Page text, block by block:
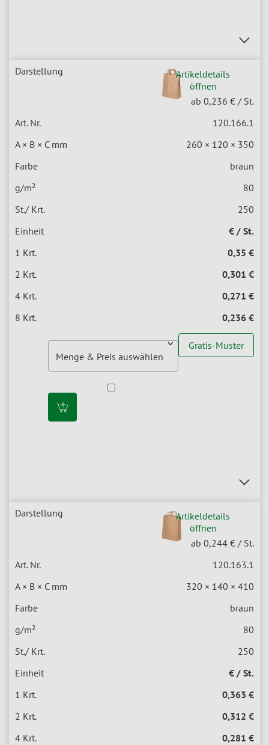
Artikeldetails
öffnen
ab 0,236 € / St.
120.166.1
260 × 120 × 350
braun
80
250
€ / St.
0,35 €
0,301 €
0,271 €
0,236 €
Gratis-Muster
Artikeldetails
öffnen
ab 0,244 € / St.
120.163.1
320 × 140 × 410
braun
80
250
€ / St.
0,363 €
0,312 €
0,281 €